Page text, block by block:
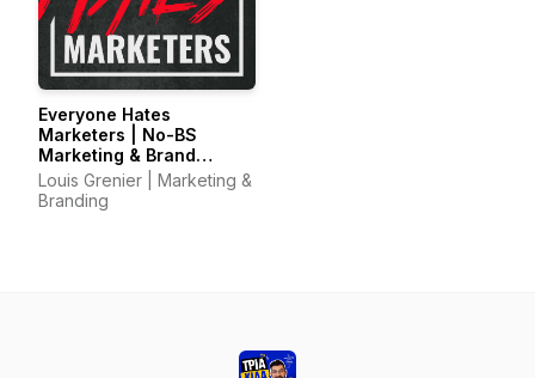
Everyone Hates
Marketers | No-BS
Marketing & Brand
Strategy Podcast
Louis Grenier | Marketing &
Branding